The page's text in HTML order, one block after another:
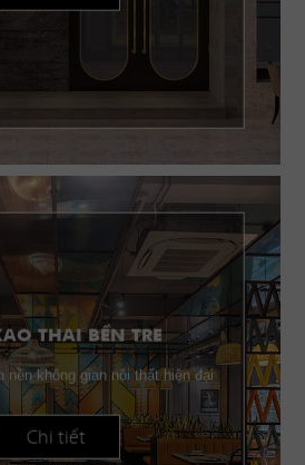
THAI BẾN TRE
nền không gian nội thất hiện đại
Chi tiết